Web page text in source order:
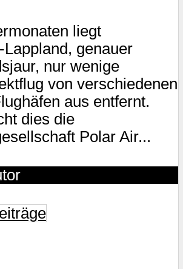
liegt
genauer
nur wenige
von verschiedenen
aus entfernt.
dies die
Polar Air...